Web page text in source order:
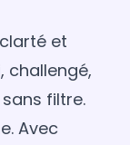
et
challengé,
filtre.
Avec